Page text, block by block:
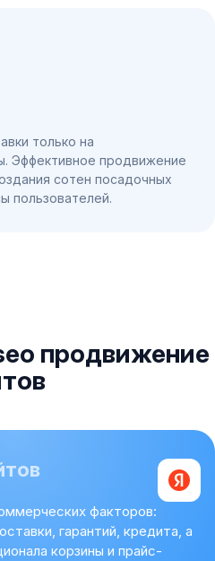
только на
Эффективное продвижение
сотен посадочных
пользователей.
продвижение
факторов:
гарантий, кредита, а
корзины и прайс-